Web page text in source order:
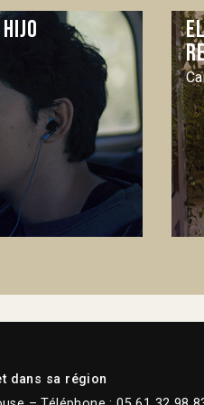
dans sa région